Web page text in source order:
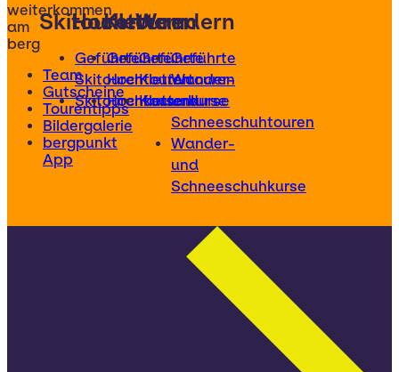
weiterkommen
am
berg
Team
Gutscheine
Tourentipps
Bildergalerie
bergpunkt
App
Skitouren
Geführte
Skitouren
Skitourenkurse
Hochtouren
Geführte
Hochtouren
Hochtourenkurse
Klettern
Geführte
Klettertouren
Kletterkurse
Wandern
Geführte
Wander-
und
Schneeschuhtouren
Wander-
und
Schneeschuhkurse